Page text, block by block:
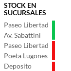
STOCK EN
SUCURSALES
Paseo Libertad
Av. Sabattini
Paseo Libertad
Poeta Lugones
Deposito